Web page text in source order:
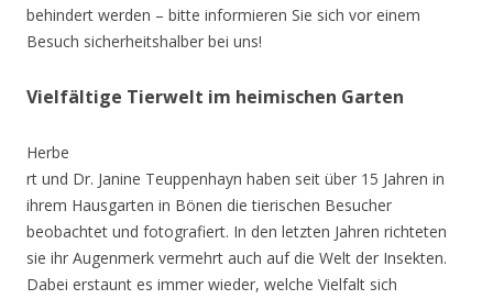
behindert werden – bitte informieren Sie sich vor einem
Besuch sicherheitshalber bei uns!
Vielfältige Tierwelt im heimischen Garten
Herbe
rt und Dr. Janine Teuppenhayn haben seit über 15 Jahren in
ihrem Hausgarten in Bönen die tierischen Besucher
beobachtet und fotografiert. In den letzten Jahren richteten
sie ihr Augenmerk vermehrt auch auf die Welt der Insekten.
Dabei erstaunt es immer wieder, welche Vielfalt sich